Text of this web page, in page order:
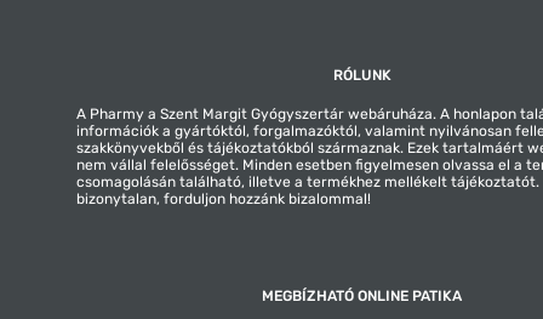
RÓLUNK
A Pharmy a Szent Margit Gyógyszertár webáruháza. A honlapon
információk a gyártóktól, forgalmazóktól, valamint nyilvánosan
szakkönyvekből és tájékoztatókból származnak. Ezek tartalmáért
nem vállal felelősséget. Minden esetben figyelmesen olvassa el a
csomagolásán található, illetve a termékhez mellékelt tájékoztatót.
bizonytalan, forduljon hozzánk bizalommal!
MEGBÍZHATÓ ONLINE PATIKA